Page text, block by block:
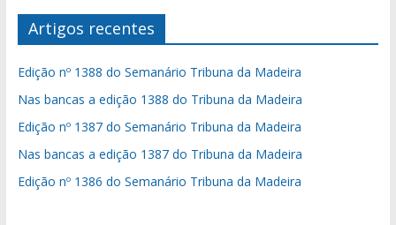
Artigos recentes
Edição nº 1388 do Semanário Tribuna da Madeira
Nas bancas a edição 1388 do Tribuna da Madeira
Edição nº 1387 do Semanário Tribuna da Madeira
Nas bancas a edição 1387 do Tribuna da Madeira
Edição nº 1386 do Semanário Tribuna da Madeira